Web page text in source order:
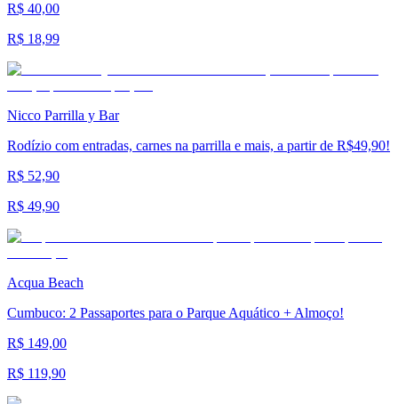
R$ 40,00
R$ 18,99
Nicco Parrilla y Bar
Rodízio com entradas, carnes na parrilla e mais, a partir de R$49,90!
R$ 52,90
R$ 49,90
Acqua Beach
Cumbuco: 2 Passaportes para o Parque Aquático + Almoço!
R$ 149,00
R$ 119,90